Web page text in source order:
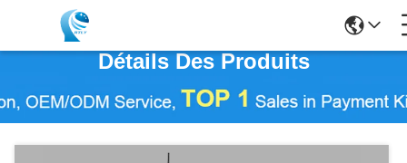
Détails Des Produits